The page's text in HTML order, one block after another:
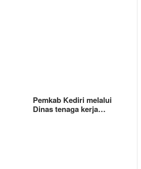
Pemkab Kediri melalui
Dinas tenaga kerja…